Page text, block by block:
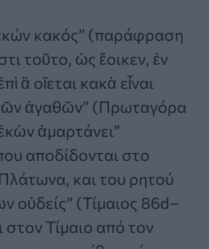
κακός” (παράφραση
τοῦτο, ὡς ἔοικεν, ἐν
ἃ οἴεται κακὰ εἶναι
τῶν ἀγαθῶν” (Πρωταγόρα
ἁμαρτάνει”
αποδίδονται στο
και του ρητού
οὐδείς” (Τίμαιος 86d–
στον Τίμαιο από τον